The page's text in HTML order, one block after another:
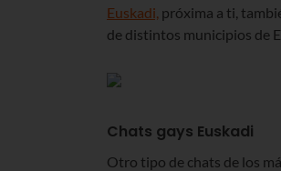
Euskadi, próxima a ti,
de distintos municipios de
Chats gays Euskadi
Otro tipo de chats de los